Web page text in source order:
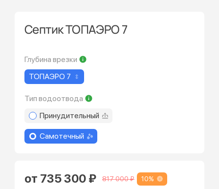
Септик ТОПАЭРО 7
Глубина врезки
ТОПАЭРО 7
Тип водоотвода
Принудительный
Самотечный
от 735 300 ₽ 817 000 ₽ 10%